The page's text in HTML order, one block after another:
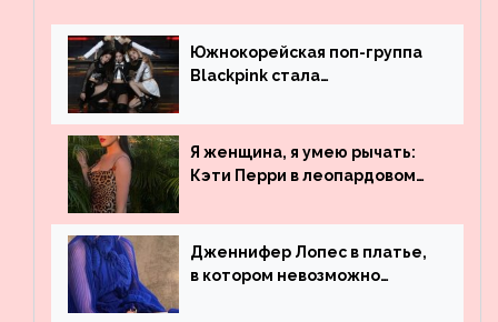
Южнокорейская поп-группа
Blackpink стала
просмотрам на YouTube. Они
обогнали даже Джастина
Бибера
Я женщина, я умею рычать:
Кэти Перри в леопардовом
Дженнифер Лопес в платье,
в котором невозможно